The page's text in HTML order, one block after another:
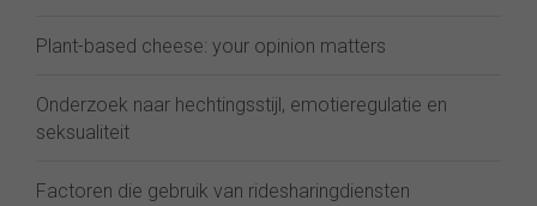
Plant-based cheese: your opinion matters
Onderzoek naar hechtingsstijl, emotieregulatie en
seksualiteit
Factoren die gebruik van ridesharingdiensten